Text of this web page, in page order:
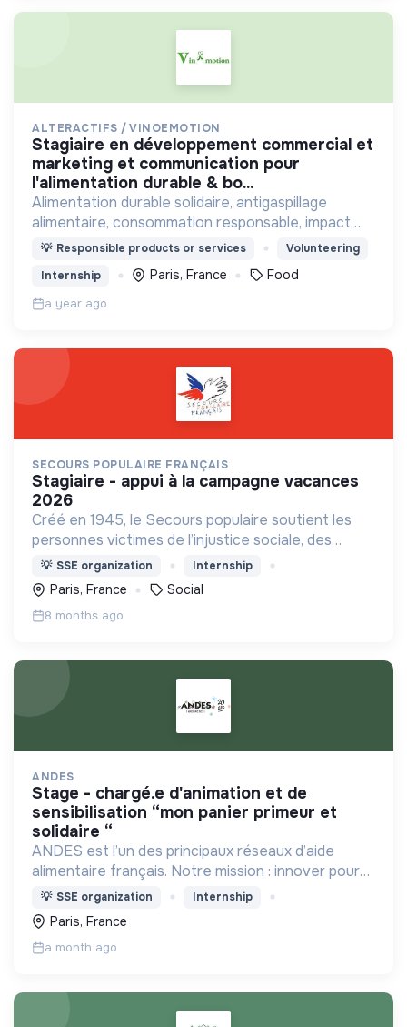
ALTERACTIFS / VINOEMOTION
stagiaire en développement commercial et
marketing et communication pour
l'alimentation durable & bo...
Alimentation durable solidaire, antigaspillage
alimentaire, consommation responsable, impact
positif social et environnemental
💡 Responsible products or services
Volunteering
Internship
Paris, France Food
a year ago
SECOURS POPULAIRE FRANÇAIS
stagiaire - appui à la campagne vacances
2026
Créé en 1945, le Secours populaire soutient les
personnes victimes de l’injustice sociale, des
calamités naturelles, de la misère, de la faim, du
sous-développement, des conflits armés.
💡 SSE organization Internship
Paris, France Social
8 months ago
ANDES
stage - chargé.e d'animation et de
sensibilisation “mon panier primeur et
solidaire “
ANDES est l’un des principaux réseaux d’aide
alimentaire français. Notre mission : innover pour
l’insertion durable autour d’une alimentation de
qualité pour tous.
💡 SSE organization Internship
Paris, France
a month ago